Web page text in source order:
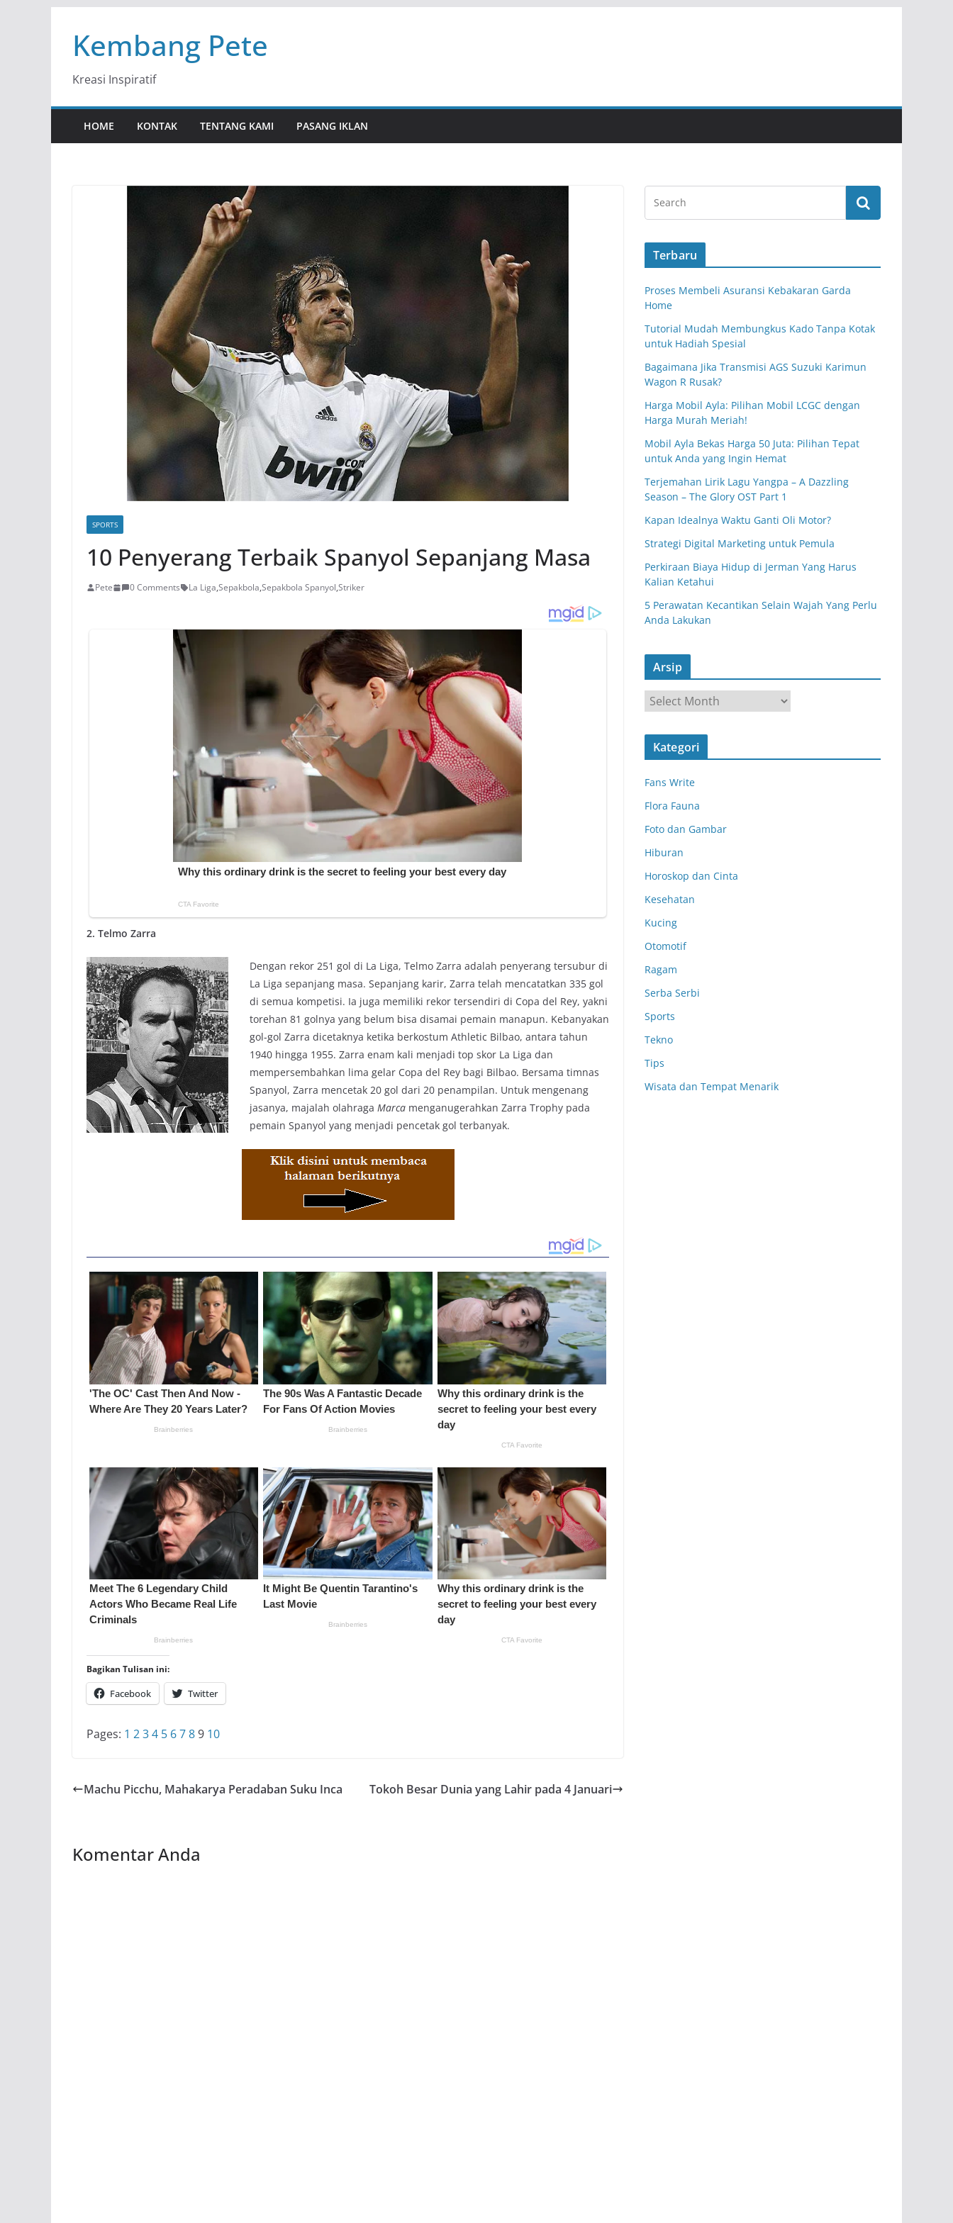
contentKembang Pete
Kreasi Inspiratif
HOME KONTAK TENTANG KAMI PASANG IKLAN
SPORTS
10 Penyerang Terbaik Spanyol Sepanjang Masa
Pete 0 Comments La Liga,Sepakbola,Sepakbola Spanyol,Striker
2. Telmo Zarra
Dengan rekor 251 gol di La Liga, Telmo Zarra adalah penyerang tersubur di
La Liga sepanjang masa. Sepanjang karir, Zarra telah mencatatkan 335 gol
di semua kompetisi. Ia juga memiliki rekor tersendiri di Copa del Rey, yakni
torehan 81 golnya yang belum bisa disamai pemain manapun. Kebanyakan
gol-gol Zarra dicetaknya ketika berkostum Athletic Bilbao, antara tahun
1940 hingga 1955. Zarra enam kali menjadi top skor La Liga dan
mempersembahkan lima gelar Copa del Rey bagi Bilbao. Bersama timnas
Spanyol, Zarra mencetak 20 gol dari 20 penampilan. Untuk mengenang
jasanya, majalah olahraga Marca menganugerahkan Zarra Trophy pada
pemain Spanyol yang menjadi pencetak gol terbanyak.
Bagikan Tulisan ini:
Facebook Twitter
Pages: 1 234 5 6789 10
Machu Picchu, Mahakarya Peradaban Suku Inca Tokoh Besar Dunia yang Lahir pada 4 Januari
Komentar Anda
Terbaru
Proses Membeli Asuransi Kebakaran Garda
Home
Tutorial Mudah Membungkus Kado Tanpa Kotak
untuk Hadiah Spesial
Bagaimana Jika Transmisi AGS Suzuki Karimun
Wagon R Rusak?
Harga Mobil Ayla: Pilihan Mobil LCGC dengan
Harga Murah Meriah!
Mobil Ayla Bekas Harga 50 Juta: Pilihan Tepat
untuk Anda yang Ingin Hemat
Terjemahan Lirik Lagu Yangpa – A Dazzling
Season – The Glory OST Part 1
Kapan Idealnya Waktu Ganti Oli Motor?
Strategi Digital Marketing untuk Pemula
Perkiraan Biaya Hidup di Jerman Yang Harus
Kalian Ketahui
5 Perawatan Kecantikan Selain Wajah Yang Perlu
Anda Lakukan
Arsip
r
s
Kategori
Fans Write
Flora Fauna
Foto dan Gambar
Hiburan
Horoskop dan Cinta
Kesehatan
Kucing
Otomotif
Ragam
Serba Serbi
Sports
Tekno
Tips
Wisata dan Tempat Menarik